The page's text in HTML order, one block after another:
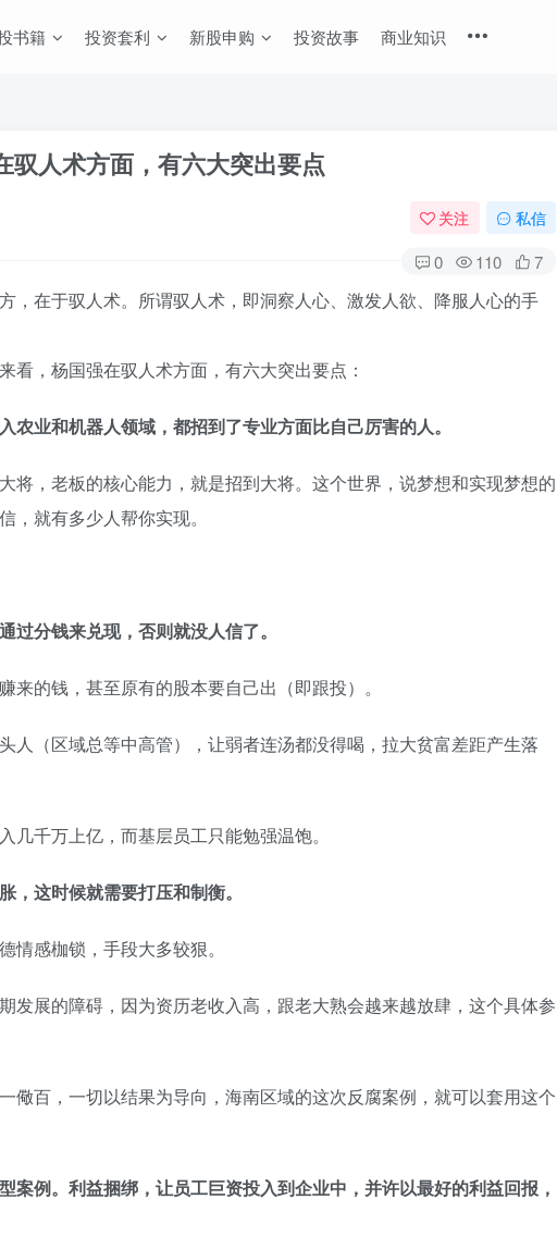
书籍 投资套利 新股申购 投资故事 商业知识
人术方面，有六大突出要点
关注 私信
0 110 7
，在于驭人术。所谓驭人术，即洞察人心、激发人欲、降服人心的手
看，杨国强在驭人术方面，有六大突出要点：
农业和机器人领域，都招到了专业方面比自己厉害的人。
将，老板的核心能力，就是招到大将。这个世界，说梦想和实现梦想的
，就有多少人帮你实现。
过分钱来兑现，否则就没人信了。
的钱，甚至原有的股本要自己出（即跟投）。
人（区域总等中高管），让弱者连汤都没得喝，拉大贫富差距产生落
千万上亿，而基层员工只能勉强温饱。
，这时候就需要打压和制衡。
情感枷锁，手段大多较狠。
发展的障碍，因为资历老收入高，跟老大熟会越来越放肆，这个具体参
儆百，一切以结果为导向，海南区域的这次反腐案例，就可以套用这个
案例。利益捆绑，让员工巨资投入到企业中，并许以最好的利益回报，